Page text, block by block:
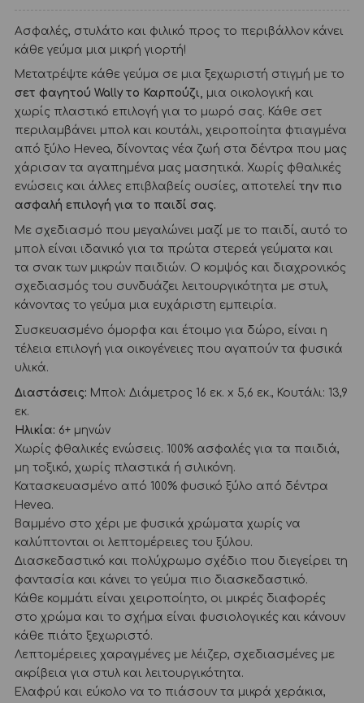
Ασφαλές, στυλάτο και φιλικό προς το περιβάλλον κάνει
κάθε γεύμα μια μικρή γιορτή!
Μετατρέψτε κάθε γεύμα σε μια ξεχωριστή στιγμή με το
σετ φαγητού Wally το Καρπούζι, μια οικολογική και
χωρίς πλαστικό επιλογή για το μωρό σας. Κάθε σετ
περιλαμβάνει μπολ και κουτάλι, χειροποίητα φτιαγμένα
από ξύλο Hevea, δίνοντας νέα ζωή στα δέντρα που μας
χάρισαν τα αγαπημένα μας μασητικά. Χωρίς φθαλικές
ενώσεις και άλλες επιβλαβείς ουσίες, αποτελεί την πιο
ασφαλή επιλογή για το παιδί σας.
Με σχεδιασμό που μεγαλώνει μαζί με το παιδί, αυτό το
μπολ είναι ιδανικό για τα πρώτα στερεά γεύματα και
τα σνακ των μικρών παιδιών. Ο κομψός και διαχρονικός
σχεδιασμός του συνδυάζει λειτουργικότητα με στυλ,
κάνοντας το γεύμα μια ευχάριστη εμπειρία.
Συσκευασμένο όμορφα και έτοιμο για δώρο, είναι η
τέλεια επιλογή για οικογένειες που αγαπούν τα φυσικά
υλικά.
Διαστάσεις: Μπολ: Διάμετρος 16 εκ. x 5,6 εκ., Κουτάλι: 13,9
εκ.
Ηλικία: 6+ μηνών
Χωρίς φθαλικές ενώσεις. 100% ασφαλές για τα παιδιά,
μη τοξικό, χωρίς πλαστικά ή σιλικόνη.
Κατασκευασμένο από 100% φυσικό ξύλο από δέντρα
Hevea.
Βαμμένο στο χέρι με φυσικά χρώματα χωρίς να
καλύπτονται οι λεπτομέρειες του ξύλου.
Διασκεδαστικό και πολύχρωμο σχέδιο που διεγείρει τη
φαντασία και κάνει το γεύμα πιο διασκεδαστικό.
Κάθε κομμάτι είναι χειροποίητο, οι μικρές διαφορές
στο χρώμα και το σχήμα είναι φυσιολογικές και κάνουν
κάθε πιάτο ξεχωριστό.
Λεπτομέρειες χαραγμένες με λέιζερ, σχεδιασμένες με
ακρίβεια για στυλ και λειτουργικότητα.
Ελαφρύ και εύκολο να το πιάσουν τα μικρά χεράκια,